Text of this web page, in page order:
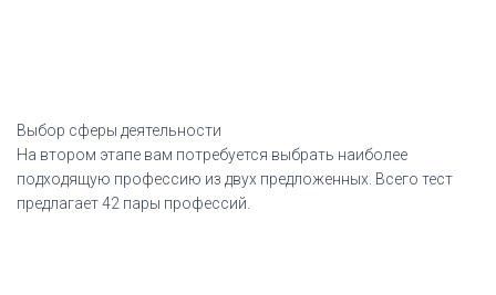
Выбор сферы деятельности
На втором этапе вам потребуется выбрать наиболее
подходящую профессию из двух предложенных. Всего тест
предлагает 42 пары профессий.